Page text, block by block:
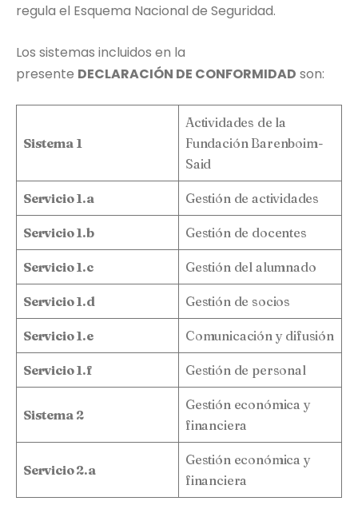
regula el Esquema Nacional de Seguridad.
Los sistemas incluidos en la
presente DECLARACIÓN DE CONFORMIDAD son:
Sistema 1
Actividades de la
Fundación Barenboim-
Said
Servicio 1.a Gestión de actividades
Servicio 1.b Gestión de docentes
Servicio 1.c Gestión del alumnado
Servicio 1.d Gestión de socios
Servicio 1.e Comunicación y difusión
Servicio 1.f Gestión de personal
Sistema 2
Gestión económica y
financiera
Servicio 2.a
Gestión económica y
financiera